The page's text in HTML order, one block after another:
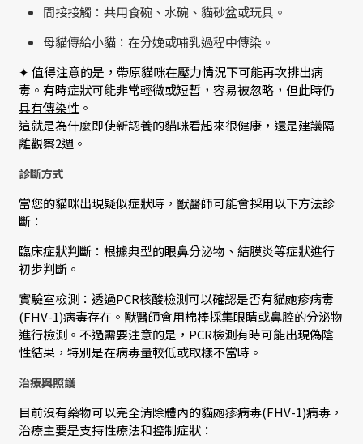
間接接觸：共用食碗、水碗、貓砂盆或玩具。
母貓傳給小貓：在分娩或哺乳過程中傳染。
✦ 值得注意的是，帶原貓咪在壓力情況下可能再次排出病
毒。有時症狀可能非常輕微或短暫，容易被忽略，但此時仍
具有傳染性 。
這就是為什麼即使新認養的貓咪看起來很健康，還是建議隔
離觀察2週。
診斷方式
當您的貓咪出現疑似症狀時，獸醫師可能會採用以下方法診
斷：
臨床症狀判斷：根據典型的眼鼻分泌物、結膜炎等症狀進行
初步判斷。
實驗室檢測：透過PCR核酸檢測可以確認是否有貓皰疹病毒
(FHV-1)病毒存在。獸醫師會用棉棒採集眼睛或鼻腔的分泌物
進行檢測。不過需要注意的是，PCR檢測有時可能出現偽陰
性結果，特別是在病毒量較低或取樣不當時。
治療與照護
目前沒有藥物可以完全清除體內的貓皰疹病毒(FHV-1)病毒，
治療主要是支持性療法和控制症狀：